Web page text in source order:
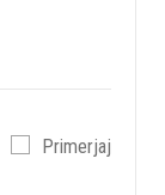
Primerjaj